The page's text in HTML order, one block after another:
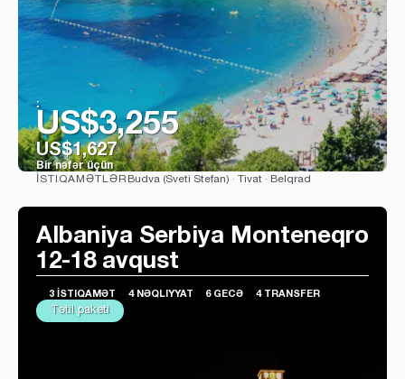
:
US$3,255
US$1,627
Bir nəfər üçün
İSTIQAMƏTLƏR Budva (Sveti Stefan) · Tivat · Belqrad
Albaniya Serbiya Monteneqro
12-18 avqust
3 İSTIQAMƏT 4 NƏQLIYYAT 6 GECƏ 4 TRANSFER
Tətil paketi